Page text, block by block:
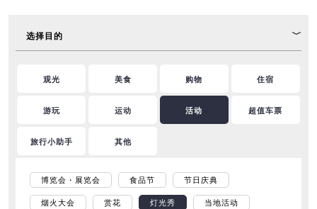
选择目的
观光 美食 购物 住宿
游玩 运动 活动 超值车票
旅行小助手 其他
博览会・展览会 食品节 节日庆典
烟火大会 赏花 灯光秀 当地活动